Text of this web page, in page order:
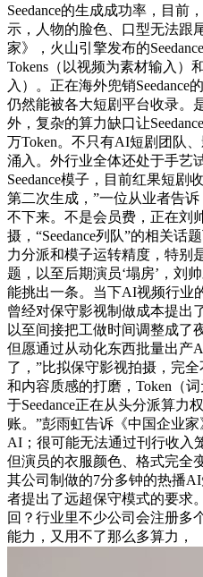
Seedance的生成成功率，目前
示，人物的脸色、口型无法跟
家》，火山引擎发布的
Tokens（以视频为素材输入）
入）。正在海外兜销
仍然能被各大短剧平台收录。
外，复杂的算力缺口让
万Token。不只有AI短剧团队
涌入。外行业全体还处于手艺
Seedance模子，目前红果短剧
第二次生成，”一位从业者告
不下来。不是会员费，正在刘
摄，“Seedance列队”的相关话
力分派和模子运转精度，特别
题，以至后期演员‘塌房’，刘
能挑出一条。当下AI视频行业
曾经对保守影视制做成本提出
以至间接把工做时间调整成了
但愿通过从动化东西批量出产
了，”比拟保守影视拍摄，完
和内容质感的打磨，Token（
于Seedance正在从头分派算力
账。”彭雨虹告诉《中国企业
AI；很可能无法通过刊行收入
但演员的衣服颜色、格式完全
其公司制做的7分多钟的热播
者提出了远超保守模式的要求
回？行业里不少公司会注册多
能力，又用不了那么多算力，